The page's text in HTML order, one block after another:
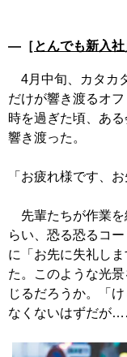
―［とんでも新入
4月中旬、カタカ
だけが響き渡るオ
時を過ぎた頃、あ
響き渡った。
「お疲れ様です、
先輩たちが作業を
らい、恐る恐るコ
に「お先に失礼し
た。このような光
じるだろうか。「
なくないはずだが